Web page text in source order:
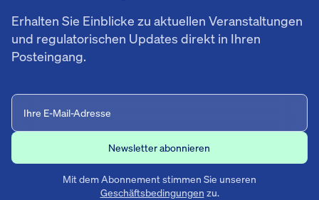
Erhalten Sie Einblicke zu aktuellen Veranstaltungen
und regulatorischen Updates direkt in Ihren
Posteingang.
Mit dem Abonnement stimmen Sie unseren
Geschäftsbedingungen zu.